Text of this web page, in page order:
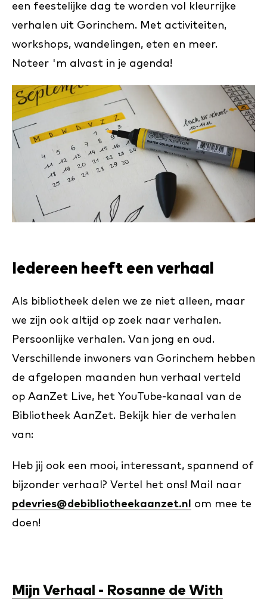
een feestelijke dag te worden vol kleurrijke
verhalen uit Gorinchem. Met activiteiten,
workshops, wandelingen, eten en meer.
Noteer 'm alvast in je agenda!
Iedereen heeft een verhaal
Als bibliotheek delen we ze niet alleen, maar
we zijn ook altijd op zoek naar verhalen.
Persoonlijke verhalen. Van jong en oud.
Verschillende inwoners van Gorinchem hebben
de afgelopen maanden hun verhaal verteld
op AanZet Live, het YouTube-kanaal van de
Bibliotheek AanZet. Bekijk hier de verhalen
van:
Heb jij ook een mooi, interessant, spannend of
bijzonder verhaal? Vertel het ons! Mail naar
pdevries@debibliotheekaanzet.nl
om mee te
doen!
Mijn Verhaal - Rosanne de With